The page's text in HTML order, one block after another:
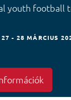
youth football
27 - 28 MÁRCIUS